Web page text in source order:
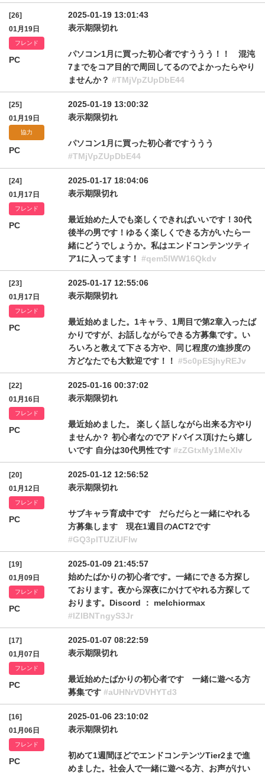
[26]
01月19日
フレンド
PC
2025-01-19 13:01:43
表示期限切れ
パソコン1月に買った初心者ですううう！！ 混沌
7までをコア目的で周回してるのでよかったらやり
ませんか？ #TMjVpZUpDbE44
[25]
01月19日
協力
PC
2025-01-19 13:00:32
表示期限切れ
パソコン1月に買った初心者ですううう
#TMjVpZUpDbE44
[24]
01月17日
フレンド
PC
2025-01-17 18:04:06
表示期限切れ
最近始めた人でも楽しくできればいいです！30代
後半の男です！ゆるく楽しくできる方がいたら一
緒にどうでしょうか。私はエンドコンテンツティ
ア1に入ってます！ #qem5lWW16Qkdv
[23]
01月17日
フレンド
PC
2025-01-17 12:55:06
表示期限切れ
最近始めました。1キャラ、1周目で第2章入ったば
かりですが、お話しながらできる方募集です。い
ろいろと教えて下さる方や、同じ程度の進捗度の
方どなたでも大歓迎です！！ #5c0pESjhyREJv
[22]
01月16日
フレンド
PC
2025-01-16 00:37:02
表示期限切れ
最近始めました。 楽しく話しながら出来る方やり
ませんか？ 初心者なのでアドバイス頂けたら嬉し
いです 自分は30代男性です #zZGtxMy1MeXlv
[20]
01月12日
フレンド
PC
2025-01-12 12:56:52
表示期限切れ
サブキャラ育成中です だらだらと一緒にやれる
方募集します 現在1週目のACT2です
#GQ3plTUZiUFIw
[19]
01月09日
フレンド
PC
2025-01-09 21:45:57
始めたばかりの初心者です。一緒にできる方探し
ております。夜から深夜にかけてやれる方探して
おります。Discord ： melchiormax
#lZlBNTngyS3Jr
[17]
01月07日
フレンド
PC
2025-01-07 08:22:59
表示期限切れ
最近始めたばかりの初心者です 一緒に遊べる方
募集です #aUHNrVDVHYTd3
[16]
01月06日
フレンド
PC
2025-01-06 23:10:02
表示期限切れ
初めて1週間ほどでエンドコンテンツTier2まで進
めました。社会人で一緒に遊べる方、お声がけい